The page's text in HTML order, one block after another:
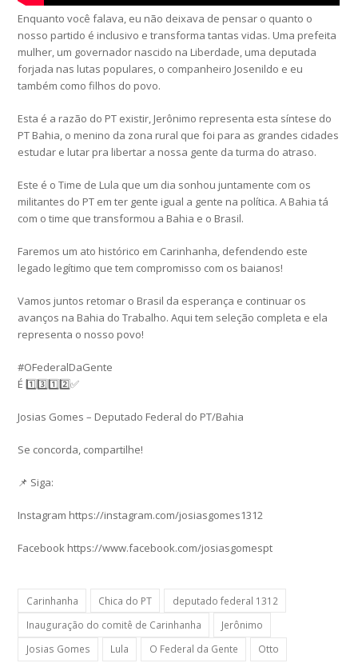
Enquanto você falava, eu não deixava de pensar o quanto o
nosso partido é inclusivo e transforma tantas vidas. Uma prefeita
mulher, um governador nascido na Liberdade, uma deputada
forjada nas lutas populares, o companheiro Josenildo e eu
também como filhos do povo.
Esta é a razão do PT existir, Jerônimo representa esta síntese do
PT Bahia, o menino da zona rural que foi para as grandes cidades
estudar e lutar pra libertar a nossa gente da turma do atraso.
Este é o Time de Lula que um dia sonhou juntamente com os
militantes do PT em ter gente igual a gente na política. A Bahia tá
com o time que transformou a Bahia e o Brasil.
Faremos um ato histórico em Carinhanha, defendendo este
legado legítimo que tem compromisso com os baianos!
Vamos juntos retomar o Brasil da esperança e continuar os
avanços na Bahia do Trabalho. Aqui tem seleção completa e ela
representa o nosso povo!
#OFederalDaGente
É 1️⃣3️⃣1️⃣2️⃣✅
Josias Gomes – Deputado Federal do PT/Bahia
Se concorda, compartilhe!
📌 Siga:
Instagram https://instagram.com/josiasgomes1312
Facebook https://www.facebook.com/josiasgomespt
Carinhanha Chica do PT
deputado federal 1312
Inauguração do comitê de Carinhanha
Jerônimo
Josias Gomes
Lula O Federal da Gente Otto